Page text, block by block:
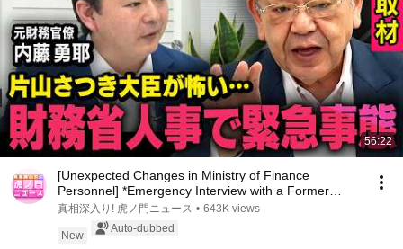
56:22
[Unexpected Changes in Ministry of Finance
Personnel] *Emergency Interview with a Former
Bureaucr...
真相深入り! 虎ノ門ニュース • 643K views
New
Auto-dubbed